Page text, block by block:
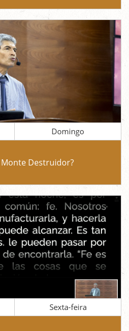
Domingo
Monte Destruidor?
Sexta-feira